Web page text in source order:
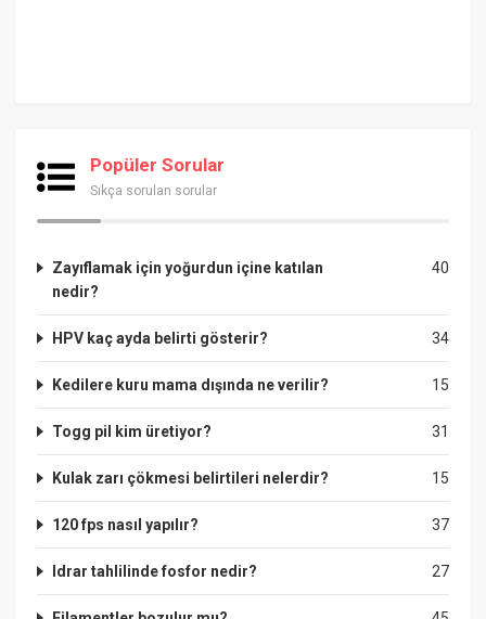
Popüler Sorular
Sıkça sorulan sorular
40
Zayıflamak için yoğurdun içine katılan
nedir?
34
HPV kaç ayda belirti gösterir?
15
Kedilere kuru mama dışında ne verilir?
31
Togg pil kim üretiyor?
15
Kulak zarı çökmesi belirtileri nelerdir?
37
120 fps nasıl yapılır?
27
Idrar tahlilinde fosfor nedir?